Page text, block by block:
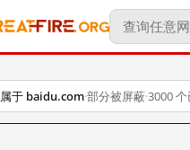
属于 baidu.com·部分被屏蔽·3000